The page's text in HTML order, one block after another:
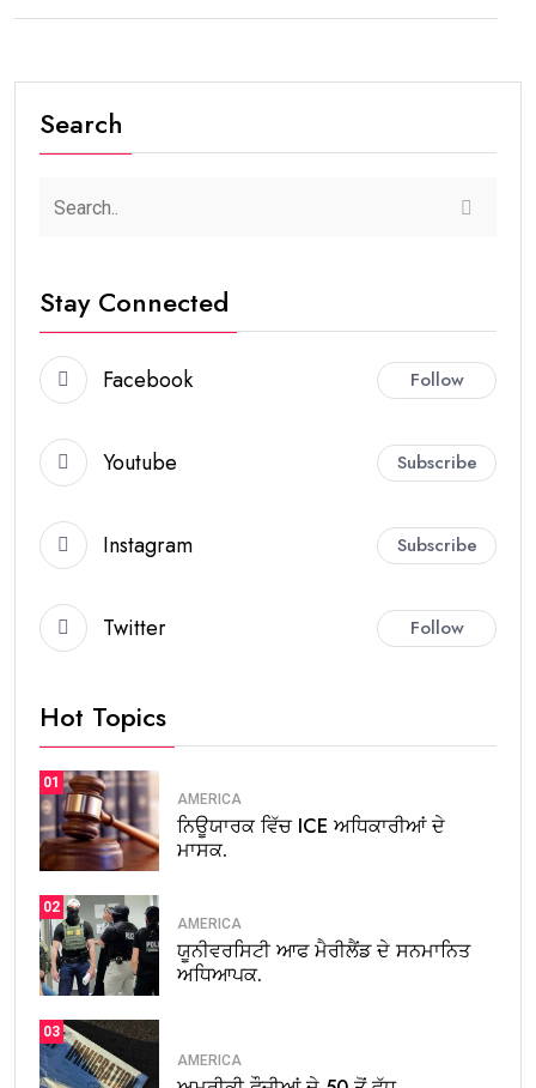
Search
Stay Connected
Facebook Follow
Youtube Subscribe
Instagram Subscribe
Twitter Follow
Hot Topics
01
AMERICA
ਨਿਊਯਾਰਕ ਵਿੱਚ ICE ਅਧਿਕਾਰੀਆਂ ਦੇ
ਮਾਸਕ.
02
AMERICA
ਯੂਨੀਵਰਸਿਟੀ ਆਫ ਮੈਰੀਲੈਂਡ ਦੇ ਸਨਮਾਨਿਤ
ਅਧਿਆਪਕ.
03
AMERICA